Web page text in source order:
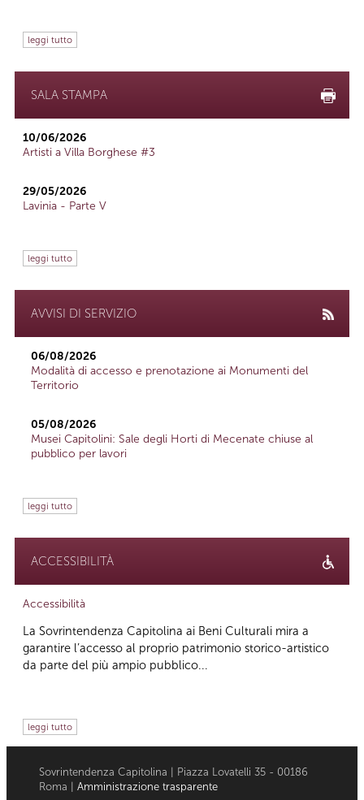
leggi tutto
SALA STAMPA
10/06/2026
Artisti a Villa Borghese #3
29/05/2026
Lavinia - Parte V
leggi tutto
AVVISI DI SERVIZIO
06/08/2026
Modalità di accesso e prenotazione ai Monumenti del
Territorio
05/08/2026
Musei Capitolini: Sale degli Horti di Mecenate chiuse al
pubblico per lavori
leggi tutto
ACCESSIBILITÀ
Accessibilità
La Sovrintendenza Capitolina ai Beni Culturali mira a
garantire l’accesso al proprio patrimonio storico-artistico
da parte del più ampio pubblico...
leggi tutto
Sovrintendenza Capitolina | Piazza Lovatelli 35 - 00186
Roma | Amministrazione trasparente